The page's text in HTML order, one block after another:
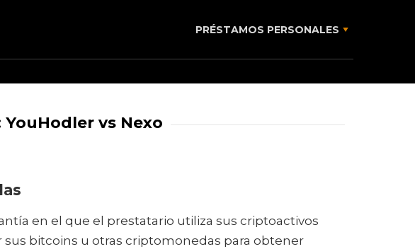
PRÉSTAMOS PERSONALES
vs Nexo
en el que el prestatario utiliza sus criptoactivos
bitcoins u otras criptomonedas para obtener